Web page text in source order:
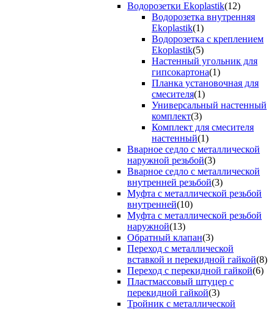
Водорозетки Ekoplastik(12)
Водорозетка внутренняя
Ekoplastik(1)
Водорозетка с креплением
Ekoplastik(5)
Настенный угольник для
гипсокартона(1)
Планка установочная для
смесителя(1)
Универсальный настенный
комплект(3)
Комплект для смесителя
настенный(1)
Вварное седло с металлической
наружной резьбой(3)
Вварное седло с металлической
внутренней резьбой(3)
Муфта с металлической резьбой
внутренней(10)
Муфта с металлической резьбой
наружной(13)
Обратный клапан(3)
Переход с металлической
вставкой и перекидной гайкой(8)
Переход с перекидной гайкой(6)
Пластмассовый штуцер с
перекидной гайкой(3)
Тройник с металлической